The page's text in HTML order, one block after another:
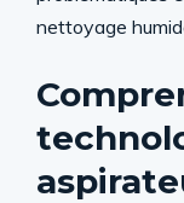
nettoyage